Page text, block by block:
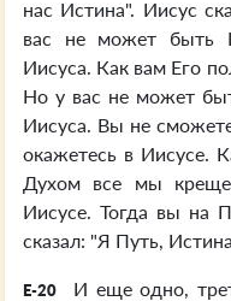
нас Истина". Иисус
вас не может быть
Иисуса. Как вам Его
Но у вас не может
Иисуса. Вы не
окажетесь в Иисусе.
Духом все мы
Иисусе. Тогда вы на
сказал: "Я Путь,
E-20
И еще одно,